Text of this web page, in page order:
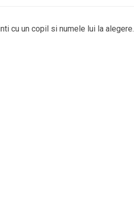
cu un copil si numele lui la alegere.